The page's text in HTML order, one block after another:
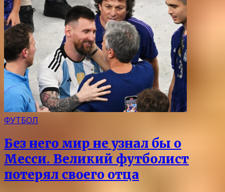
ФУТБОЛ
Без него мир не узнал бы о
Месси. Великий футболист
потерял своего отца